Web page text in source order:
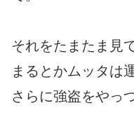
それをたまたま見
まるとかムッタは
さらに強盗をやっ